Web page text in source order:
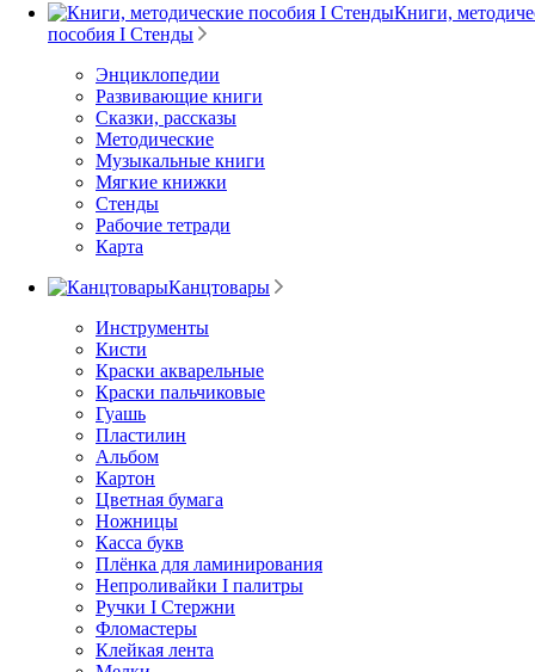
Книги,
пособия I Стенды
Энциклопедии
Развивающие книги
Сказки, рассказы
Методические
Музыкальные книги
Мягкие книжки
Стенды
Рабочие тетради
Карта
Канцтовары
Инструменты
Кисти
Краски акварельные
Краски пальчиковые
Гуашь
Пластилин
Альбом
Картон
Цветная бумага
Ножницы
Касса букв
Плёнка для ламинирования
Непроливайки I палитры
Ручки I Стержни
Фломастеры
Клейкая лента